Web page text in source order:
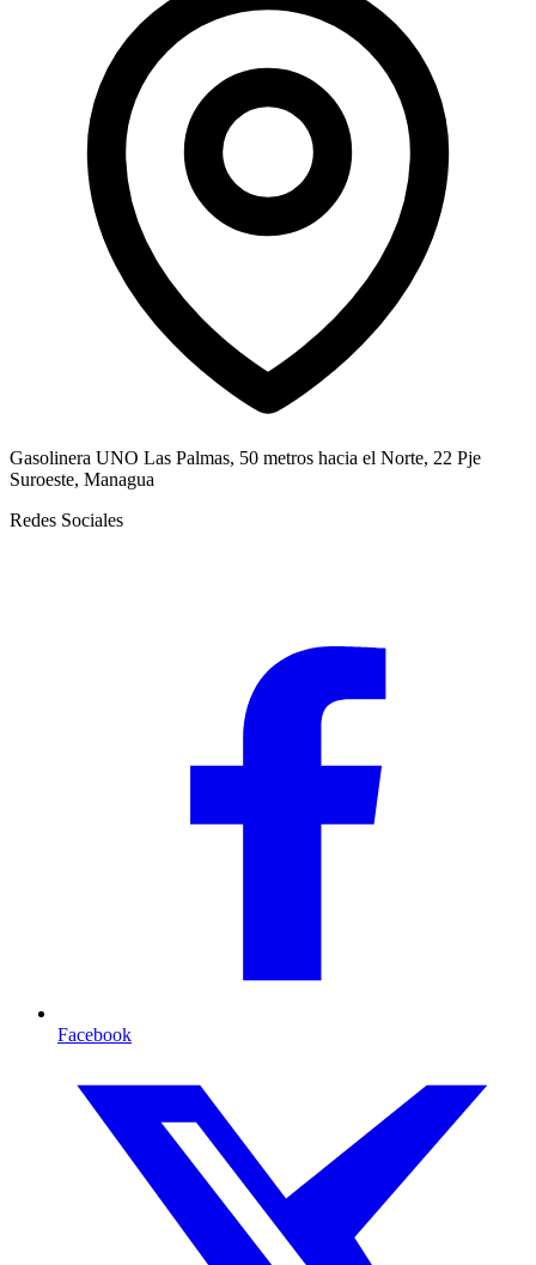
Gasolinera UNO Las Palmas, 50 metros hacia el Norte, 22 Pje
Suroeste, Managua
Redes Sociales
Facebook